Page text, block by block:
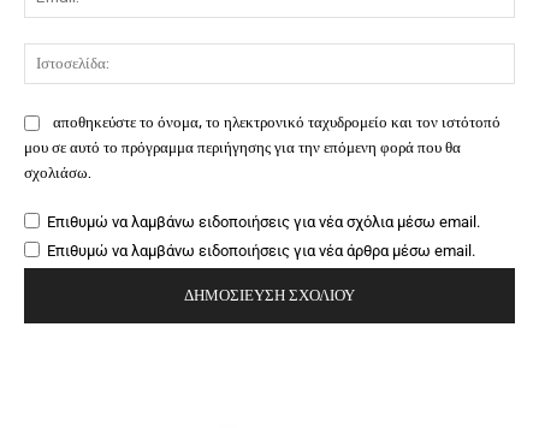
αποθηκεύστε το όνομα, το ηλεκτρονικό ταχυδρομείο και τον ιστότοπό
μου σε αυτό το πρόγραμμα περιήγησης για την επόμενη φορά που θα
σχολιάσω.
Επιθυμώ να λαμβάνω ειδοποιήσεις για νέα σχόλια μέσω email.
Επιθυμώ να λαμβάνω ειδοποιήσεις για νέα άρθρα μέσω email.